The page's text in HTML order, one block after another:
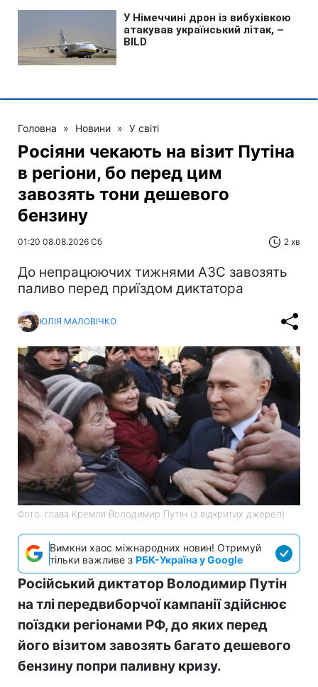
Головна » Новини » У світі
Росіяни чекають на візит Путіна
в регіони, бо перед цим
завозять тони дешевого
бензину
01:20 08.08.2026 Сб 2 хв
До непрацюючих тижнями АЗС завозять
паливо перед приїздом диктатора
ЮЛІЯ МАЛОВІЧКО
Фото: глава Кремля Володимир Путін (з відкритих джерел)
Вимкни хаос міжнародних новин! Отримуй
тільки важливе з РБК-Україна у Google
Російський диктатор Володимир Путін
на тлі передвиборчої кампанії здійснює
поїздки регіонами РФ, до яких перед
його візитом завозять багато дешевого
бензину попри паливну кризу.